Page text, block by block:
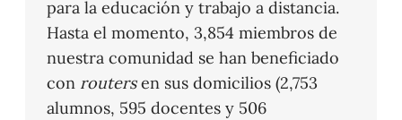
para la educación y trabajo a distancia.
Hasta el momento, 3,854 miembros de
nuestra comunidad se han beneficiado
con routersen sus domicilios (2,753
alumnos, 595 docentes y 506